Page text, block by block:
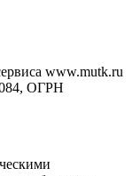
www.mutk.ru
ОГРН